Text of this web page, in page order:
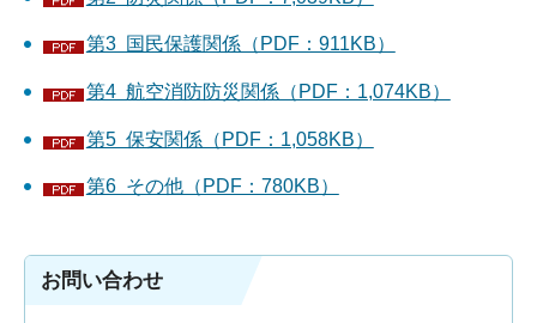
第3 国民保護関係（PDF：911KB）
第4 航空消防防災関係（PDF：1,074KB）
第5 保安関係（PDF：1,058KB）
第6 その他（PDF：780KB）
お問い合わせ